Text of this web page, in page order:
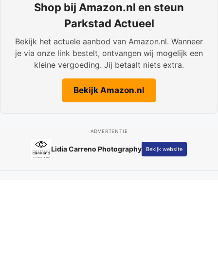
Shop bij Amazon.nl en steun
Parkstad Actueel
Bekijk het actuele aanbod van Amazon.nl. Wanneer
je via onze link bestelt, ontvangen wij mogelijk een
kleine vergoeding. Jij betaalt niets extra.
Bekijk Amazon.nl
ADVERTENTIE
Adverteren op Parkstad
Actueel
Bekijk website